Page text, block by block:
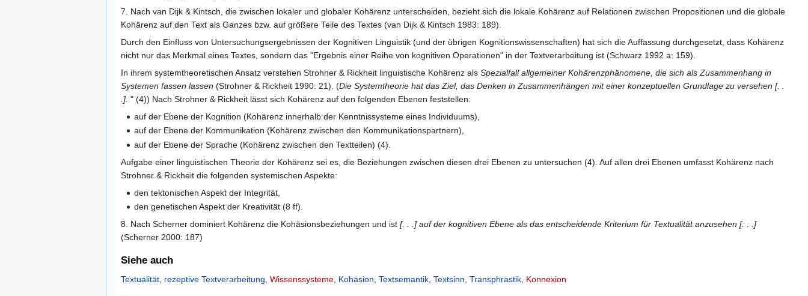
7. Nach van Dijk & Kintsch, die zwischen lokaler und globaler Kohärenz unterscheiden, bezieht sich die lokale Kohärenz auf Relationen zwischen Propositionen und die globale
Kohärenz auf den Text als Ganzes bzw. auf größere Teile des Textes (van Dijk & Kintsch 1983: 189).
Durch den Einfluss von Untersuchungsergebnissen der Kognitiven Linguistik (und der übrigen Kognitionswissenschaften) hat sich die Auffassung durchgesetzt, dass Kohärenz
nicht nur das Merkmal eines Textes, sondern das "Ergebnis einer Reihe von kognitiven Operationen" in der Textverarbeitung ist (Schwarz 1992 a: 159).
In ihrem systemtheoretischen Ansatz verstehen Strohner & Rickheit linguistische Kohärenz als Spezialfall allgemeiner Kohärenzphänomene, die sich als Zusammenhang in
Systemen fassen lassen (Strohner & Rickheit 1990: 21). (Die Systemtheorie hat das Ziel, das Denken in Zusammenhängen mit einer konzeptuellen Grundlage zu versehen [. .
.]. " (4)) Nach Strohner & Rickheit lässt sich Kohärenz auf den folgenden Ebenen feststellen:
auf der Ebene der Kognition (Kohärenz innerhalb der Kenntnissysteme eines Individuums),
auf der Ebene der Kommunikation (Kohärenz zwischen den Kommunikationspartnern),
auf der Ebene der Sprache (Kohärenz zwischen den Textteilen) (4).
Aufgabe einer linguistischen Theorie der Kohärenz sei es, die Beziehungen zwischen diesen drei Ebenen zu untersuchen (4). Auf allen drei Ebenen umfasst Kohärenz nach
Strohner & Rickheit die folgenden systemischen Aspekte:
den tektonischen Aspekt der Integrität,
den genetischen Aspekt der Kreativität (8 ff).
8. Nach Scherner dominiert Kohärenz die Kohäsionsbeziehungen und ist [. . .] auf der kognitiven Ebene als das entscheidende Kriterium für Textualität anzusehen [. . .]
(Scherner 2000: 187)
Siehe auch
Textualität, rezeptive Textverarbeitung, Wissenssysteme, Kohäsion, Textsemantik, Textsinn, Transphrastik, Konnexion